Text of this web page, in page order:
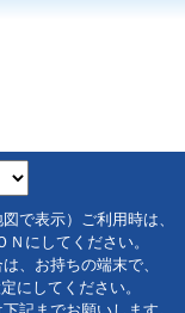
で表示）ご利用時は、
にしてください。
、お持ちの端末で、
にしてください。